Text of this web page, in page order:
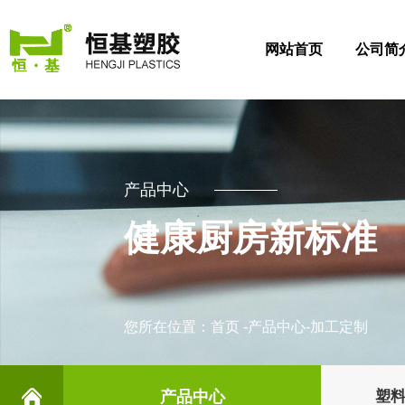
网站首页 公司简
产品中心
健康厨房新标准
您所在位置： 首页 -产品中心-加工定制
产品中心 塑